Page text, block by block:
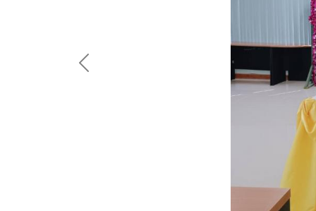
Previous